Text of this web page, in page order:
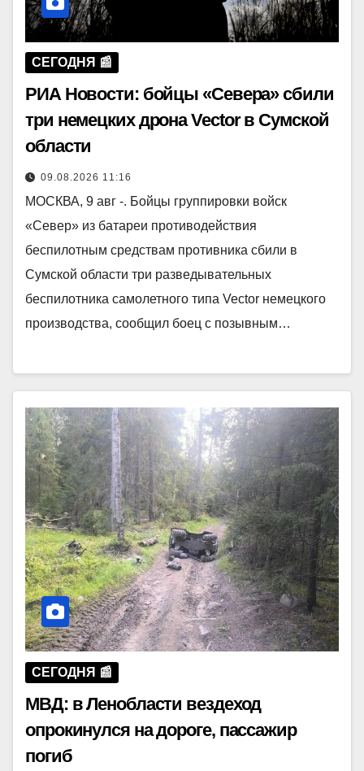
СЕГОДНЯ 📰
РИА Новости: бойцы «Севера» сбили
три немецких дрона Vector в Сумской
области
09.08.2026 11:16
МОСКВА, 9 авг -. Бойцы группировки войск
«Север» из батареи противодействия
беспилотным средствам противника сбили в
Сумской области три разведывательных
беспилотника самолетного типа Vector немецкого
производства, сообщил боец с позывным…
СЕГОДНЯ 📰
МВД: в Ленобласти вездеход
опрокинулся на дороге, пассажир
погиб